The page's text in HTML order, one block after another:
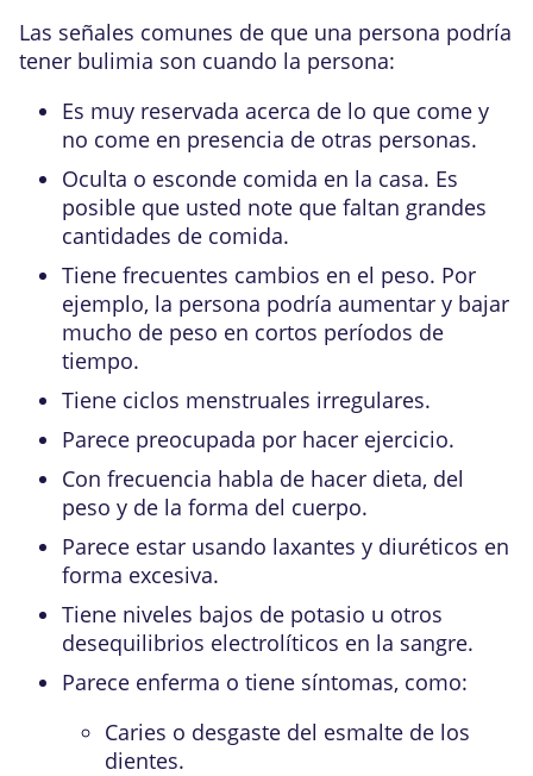
Las señales comunes de que una persona podría
tener bulimia son cuando la persona:
Es muy reservada acerca de lo que come y
no come en presencia de otras personas.
Oculta o esconde comida en la casa. Es
posible que usted note que faltan grandes
cantidades de comida.
Tiene frecuentes cambios en el peso. Por
ejemplo, la persona podría aumentar y bajar
mucho de peso en cortos períodos de
tiempo.
Tiene ciclos menstruales irregulares.
Parece preocupada por hacer ejercicio.
Con frecuencia habla de hacer dieta, del
peso y de la forma del cuerpo.
Parece estar usando laxantes y diuréticos en
forma excesiva.
Tiene niveles bajos de potasio u otros
desequilibrios electrolíticos en la sangre.
Parece enferma o tiene síntomas, como:
Caries o desgaste del esmalte de los
dientes.